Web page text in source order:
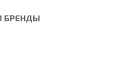
БРЕНДЫ